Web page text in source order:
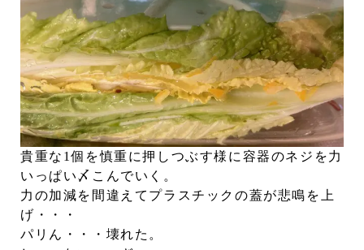
貴重な1個を慎重に押しつぶす様に容器のネジを力
いっぱい〆こんでいく。
力の加減を間違えてプラスチックの蓋が悲鳴を上
げ・・・
パリん・・・壊れた。